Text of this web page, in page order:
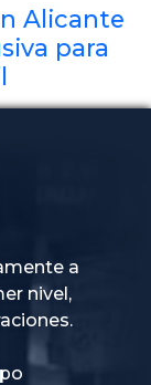
Alicante
para
a
nivel,